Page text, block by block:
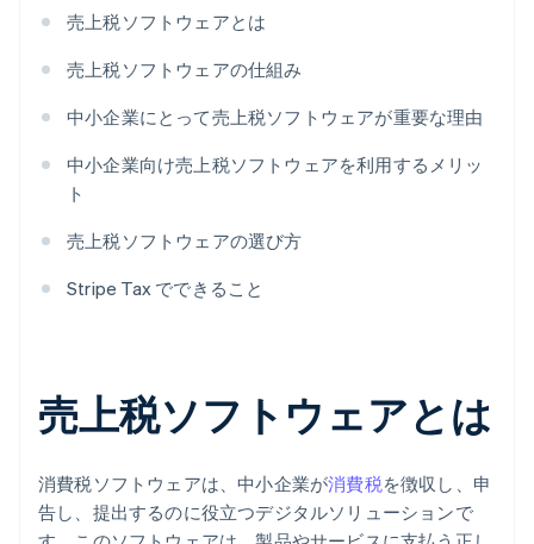
売上税ソフトウェアとは
売上税ソフトウェアの仕組み
中小企業にとって売上税ソフトウェアが重要な理由
中小企業向け売上税ソフトウェアを利用するメリッ
ト
売上税ソフトウェアの選び方
Stripe Tax でできること
売上税ソフトウェアとは
消費税ソフトウェアは、中小企業が消費税を徴収し、申
告し、提出するのに役立つデジタルソリューションで